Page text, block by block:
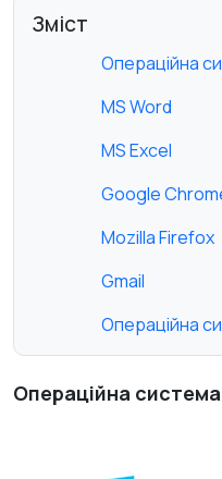
Зміст
Операційна
MS Word
MS Excel
Google
Mozilla Firefox
Gmail
Операційна
Операційна